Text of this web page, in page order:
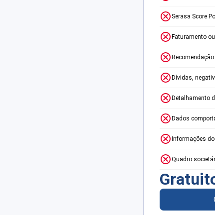
Serasa Score
Faturamento
Dívidas,
Detalhamento
Dados
Informações do
Quadro